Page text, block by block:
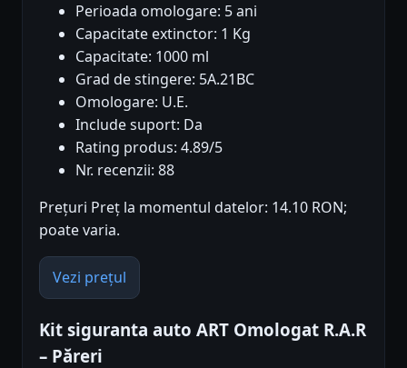
Perioada omologare: 5 ani
Capacitate extinctor: 1 Kg
Capacitate: 1000 ml
Grad de stingere: 5A.21BC
Omologare: U.E.
Include suport: Da
Rating produs: 4.89/5
Nr. recenzii: 88
Prețuri Preț la momentul datelor: 14.10 RON;
poate varia.
Vezi prețul
Kit siguranta auto ART Omologat R.A.R
– Păreri